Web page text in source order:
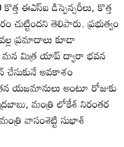
కొత్త ఈఎస్ఐ డిస్పెన్సరీలు, కొత్త
చుట్టిందని తెలిపారు. ప్రభుత్వం
వల్ల ప్రమాదాలు కూడా
మిత్ర యాప్ ద్వారా భవన
చేసుకునే అవకాశం
తన యజమానులు అంటూ రోజుకు
మంత్రి లోకేశ్‌ నిరంతర
వాసంశెట్టి సుభాశ్